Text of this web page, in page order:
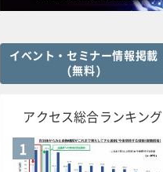
イベント・セミナー情報掲載
(無料)
アクセス総合ランキング
1